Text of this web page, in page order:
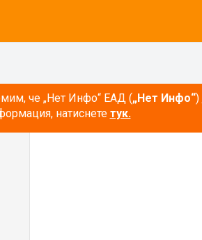
че „Нет Инфо“ ЕАД („Нет Инфо“)
натиснете тук.